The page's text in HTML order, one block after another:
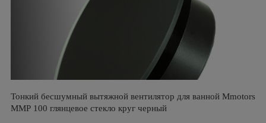
Тонкий бесшумный вытяжной вентилятор для ванной Mmotors
ММР 100 глянцевое стекло круг черный